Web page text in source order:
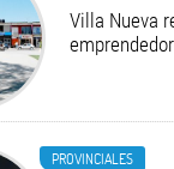
Villa Nueva
PROVINCIALES